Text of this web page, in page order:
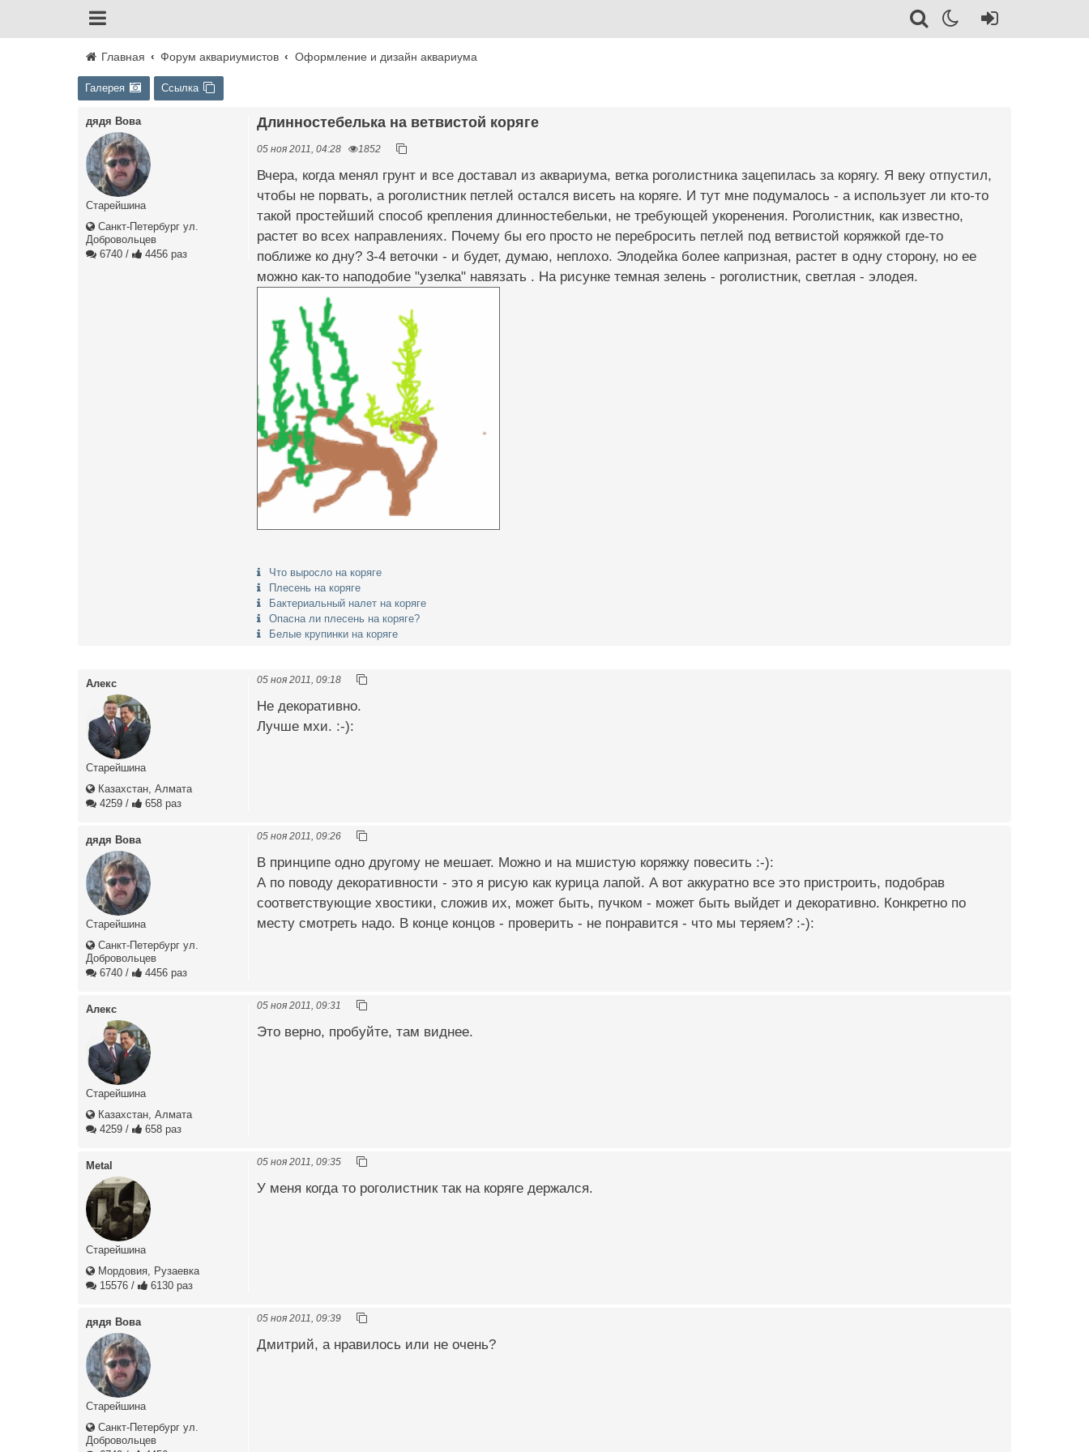
Главная Форум аквариумистов Оформление и дизайн аквариума
Галерея Ссылка
дядя Вова
Старейшина
Санкт-Петербург ул.
Добровольцев
6740 / 4456 раз
Длинностебелька на ветвистой коряге
05 ноя 2011, 04:28 1852
Вчера, когда менял грунт и все доставал из аквариума, ветка роголистника зацепилась за корягу. Я веку отпустил,
чтобы не порвать, а роголистник петлей остался висеть на коряге. И тут мне подумалось - а использует ли кто-то
такой простейший способ крепления длинностебельки, не требующей укоренения. Роголистник, как известно,
растет во всех направлениях. Почему бы его просто не перебросить петлей под ветвистой коряжкой где-то
поближе ко дну? 3-4 веточки - и будет, думаю, неплохо. Элодейка более капризная, растет в одну сторону, но ее
можно как-то наподобие "узелка" навязать . На рисунке темная зелень - роголистник, светлая - элодея.
Что выросло на коряге
Плесень на коряге
Бактериальный налет на коряге
Опасна ли плесень на коряге?
Белые крупинки на коряге
Алекс
Старейшина
Казахстан, Алмата
4259 / 658 раз
05 ноя 2011, 09:18
Не декоративно.
Лучше мхи. :-):
дядя Вова
Старейшина
Санкт-Петербург ул.
Добровольцев
6740 / 4456 раз
05 ноя 2011, 09:26
В принципе одно другому не мешает. Можно и на мшистую коряжку повесить :-):
А по поводу декоративности - это я рисую как курица лапой. А вот аккуратно все это пристроить, подобрав
соответствующие хвостики, сложив их, может быть, пучком - может быть выйдет и декоративно. Конкретно по
месту смотреть надо. В конце концов - проверить - не понравится - что мы теряем? :-):
Алекс
Старейшина
Казахстан, Алмата
4259 / 658 раз
05 ноя 2011, 09:31
Это верно, пробуйте, там виднее.
Metal
Старейшина
Мордовия, Рузаевка
15576 / 6130 раз
05 ноя 2011, 09:35
У меня когда то роголистник так на коряге держался.
дядя Вова
Старейшина
Санкт-Петербург ул.
Добровольцев
05 ноя 2011, 09:39
Дмитрий, а нравилось или не очень?